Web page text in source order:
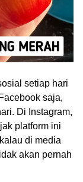
setiap hari
saja,
Di Instagram,
platform ini
di media
akan pernah